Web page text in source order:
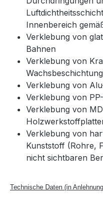
Innenbereich
Verklebung von
Bahnen
Verklebung von
Wachsbeschichtung
Verklebung von
Verklebung von
Verklebung von
Verklebung von
Kunststoff (Rohre,
nicht sichtbaren
Technische Daten (in